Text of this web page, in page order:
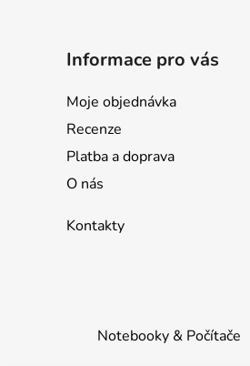
Informace pro vás
Moje objednávka
Recenze
Platba a doprava
O nás
Kontakty
Notebooky & Počítače